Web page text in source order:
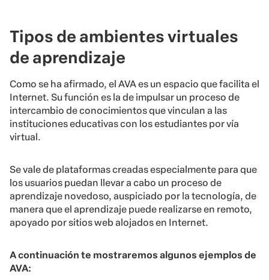
Tipos de ambientes virtuales
de aprendizaje
Como se ha afirmado, el AVA es un espacio que facilita el
Internet. Su función es la de impulsar un proceso de
intercambio de conocimientos que vinculan a las
instituciones educativas con los estudiantes por vía
virtual.
Se vale de plataformas creadas especialmente para que
los usuarios puedan llevar a cabo un proceso de
aprendizaje novedoso, auspiciado por la tecnología, de
manera que el aprendizaje puede realizarse en remoto,
apoyado por sitios web alojados en Internet.
A continuación te mostraremos algunos ejemplos de
AVA: